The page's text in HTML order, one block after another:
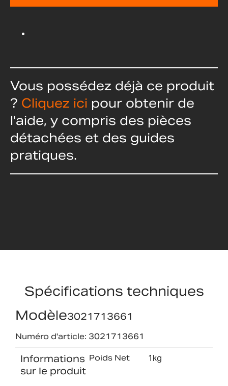
Vous possédez déjà ce produit
? Cliquez ici pour obtenir de
l'aide, y compris des pièces
détachées et des guides
pratiques.
Spécifications techniques
Modèle3021713661
Numéro d'article: 3021713661
Informations
sur le produit
Poids Net 1kg